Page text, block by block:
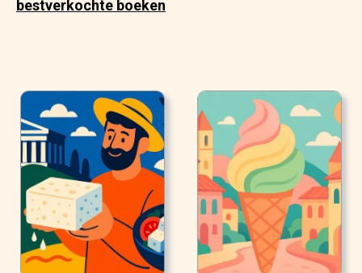
bestverkochte boeken